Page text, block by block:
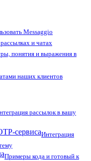
Messaggio
и чатах
понятия и выражения в
наших клиентов
рассылок в вашу
сервисаИнтеграция
Примеры кода и готовый к